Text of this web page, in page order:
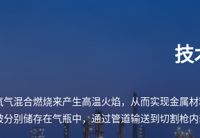
技
混合燃烧来产生高温火焰，从而实现金属
别储存在气瓶中，通过管道输送到切割枪